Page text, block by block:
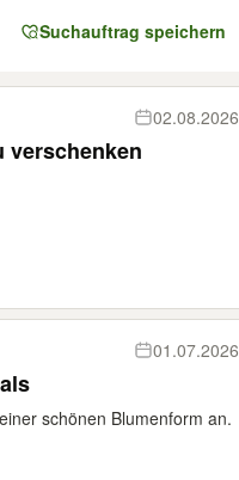
Suchauftrag speichern
02.08.2026
verschenken
01.07.2026
schönen Blumenform an.